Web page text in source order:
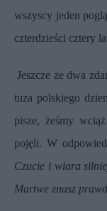
wszyscy jeden
czterdzieści cztery
Jeszcze ze dwa
tuza polskiego
pisze, żeśmy
pojęli. W
Czucie i wiara
Martwe znasz